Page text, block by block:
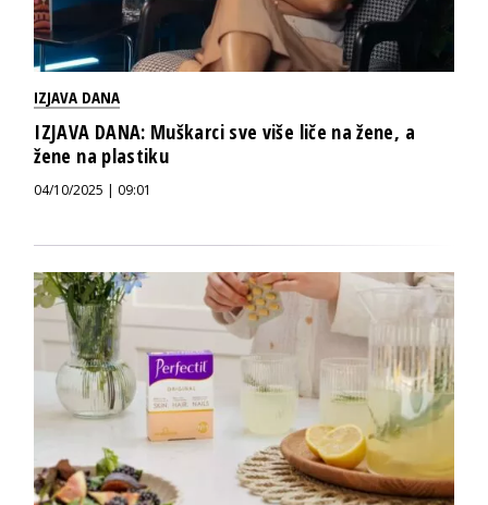
IZJAVA DANA
IZJAVA DANA: Muškarci sve više liče na žene, a
žene na plastiku
04/10/2025 | 09:01